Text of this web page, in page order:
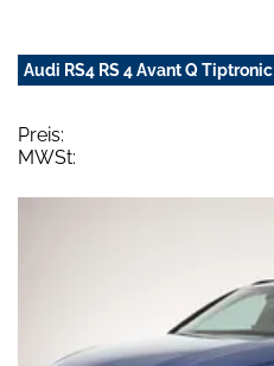
Audi RS4 RS 4 Avant Q
Preis:
MWSt: